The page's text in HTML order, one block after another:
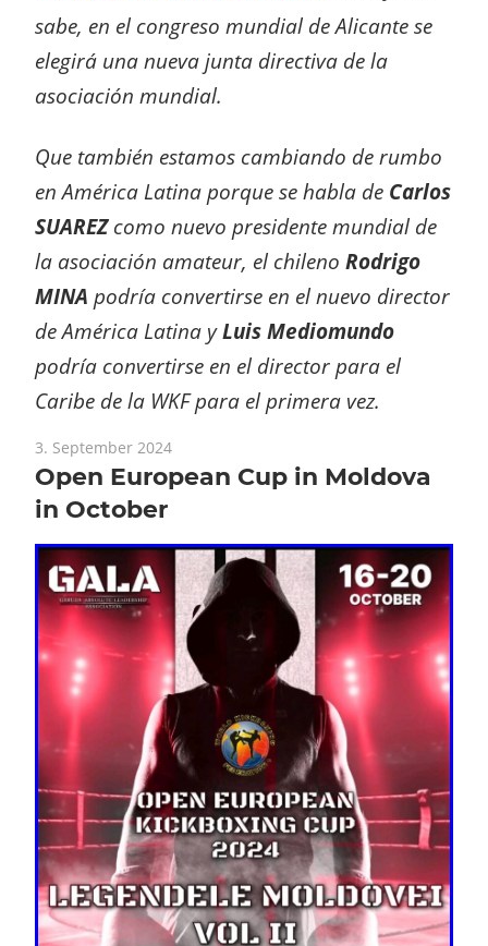
sabe, en el congreso mundial de Alicante se
elegirá una nueva junta directiva de la
asociación mundial.
Que también estamos cambiando de rumbo
en América Latina porque se habla de Carlos
SUAREZcomo nuevo presidente mundial de
la asociación amateur, el chileno Rodrigo
MINA podría convertirse en el nuevo director
de América Latina yLuis Mediomundo
podría convertirse en el director para el
Caribe de la WKF para el primera vez.
3. September 2024
Open European Cup in Moldova
in October